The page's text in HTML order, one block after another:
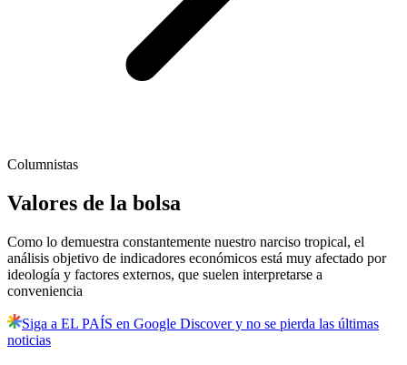
Columnistas
Valores de la bolsa
Como lo demuestra constantemente nuestro narciso tropical, el
análisis objetivo de indicadores económicos está muy afectado por
ideología y factores externos, que suelen interpretarse a
conveniencia
Siga a EL PAÍS en Google Discover y no se pierda las últimas
noticias